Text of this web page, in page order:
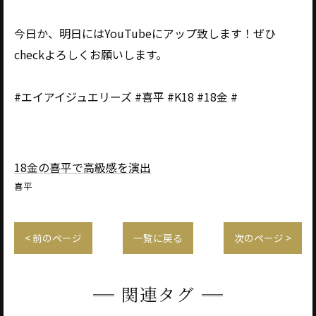
今日か、明日にはYouTubeにアップ致します！ぜひ
checkよろしくお願いします。
#エイアイジュエリーズ #喜平 #K18 #18金 #
18金の喜平で高級感を演出
喜平
< 前のページ 一覧に戻る 次のページ >
関連タグ